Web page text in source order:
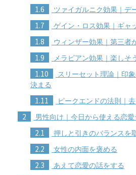
1.6 ツァイガルニク効果｜デ
1.7 ゲイン・ロス効果｜ギャ
1.8 ウィンザー効果｜第三者
1.9 メラビアン効果｜楽しそ
1.10
スリーセット理論｜印
決まる
1.11 ピークエンドの法則｜
2 男性向け｜今日から使える恋愛
2.1 押しと引きのバランスを
2.2 女性の内面を褒める
2.3 あえて恋愛の話をする